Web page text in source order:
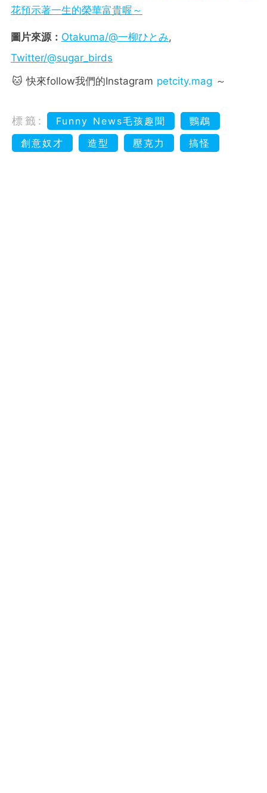
花預示著一生的榮華富貴喔～
圖片來源： Otakuma/@一柳ひとみ,
Twitter/@sugar_birds
🐱 快來follow我們的Instagram petcity.mag ～
標籤: Funny News毛孩趣聞
鸚鵡
創意奴才
造型 壓克力 搞怪